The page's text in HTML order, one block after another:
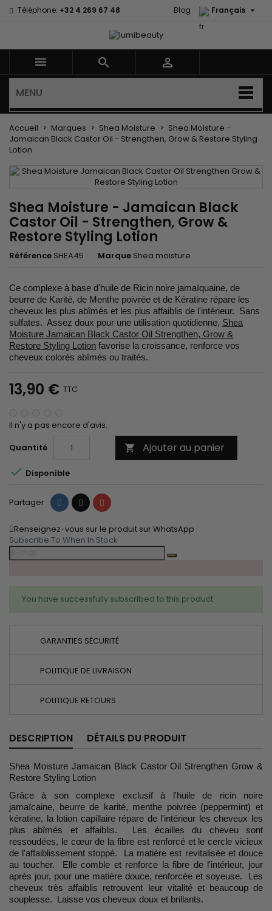
Téléphone: +32 4 269 67 48 Français 
Blog
  
MENU
Accueil Marques Shea Moisture
Shea Moisture -
Jamaican Black Castor Oil - Strengthen, Grow & Restore Styling
Lotion
Shea Moisture - Jamaican Black
Castor Oil - Strengthen, Grow &
Restore Styling Lotion
Référence SHEA45 Marque Shea moisture
Ce complexe à base d'huile de Ricin noire jamaïquaine, de
beurre de Karité, de Menthe poivrée et de Kératine répare les
cheveux les plus abîmés et les plus affaiblis de l'intérieur. Sans
sulfates. Assez doux pour une utilisation quotidienne, Shea
Moisture Jamaican Black Castor Oil Strengthen, Grow &
Restore Styling Lotion favorise la croissance, renforce vos
cheveux colorés abîmés ou traités.
13,90 € TTC
Il n'y a pas encore d'avis.
Quantité
 Ajouter au panier
 Disponible
Partager PartagerTweet Pinterest
Renseignez-vous sur le produit sur WhatsApp
Subscribe To When In Stock
You have successfully subscribed to this product
GARANTIES SÉCURITÉ
POLITIQUE DE LIVRAISON
POLITIQUE RETOURS
DESCRIPTION DÉTAILS DU PRODUIT
Shea Moisture Jamaican Black Castor Oil Strengthen Grow &
Restore Styling Lotion
Grâce à son complexe exclusif à l'huile de ricin noire
jamaïcaine, beurre de karité, menthe poivrée (peppermint) et
kératine, la lotion capillaire répare de l'intérieur les cheveux les
plus abîmés et affaiblis. Les écailles du cheveu sont
ressoudées, le cœur de la fibre est renforcé et le cercle vicieux
de l'affaiblissement stoppé. La matière est revitalisée et douce
au toucher. Elle comble et renforce la fibre de l'intérieur, jour
après jour, pour une matière douce, renforcée et soyeuse. Les
cheveux très affaiblis retrouvent leur vitalité et beaucoup de
souplesse. Laisse vos cheveux doux et brillants.